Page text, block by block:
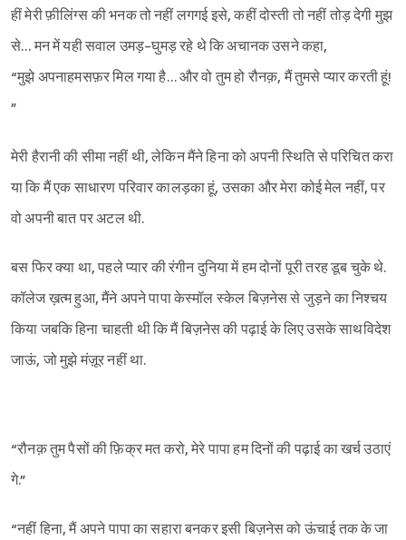
हीं मेरी फ़ीलिंग्स की भनक तो नहीं लगगई इसे, कहीं दोस्ती तो नहीं तोड़ देगी मुझ
से… मन में यही सवाल उमड़-घुमड़ रहे थे कि अचानक उसने कहा,
“मुझे अपनाहमसफ़र मिल गया है… और वो तुम हो रौनक़, मैं तुमसे प्यार करती हूं!
”
मेरी हैरानी की सीमा नहीं थी, लेकिन मैंने हिना को अपनी स्थिति से परिचित करा
या कि मैं एक साधारण परिवार कालड़का हूं, उसका और मेरा कोई मेल नहीं, पर
वो अपनी बात पर अटल थी.
बस फिर क्या था, पहले प्यार की रंगीन दुनिया में हम दोनों पूरी तरह डूब चुके थे.
कॉलेज ख़त्म हुआ, मैंने अपने पापा केस्मॉल स्केल बिज़नेस से जुड़ने का निश्चय
किया जबकि हिना चाहती थी कि मैं बिज़नेस की पढ़ाई के लिए उसके साथविदेश
जाऊं, जो मुझे मंज़ूर नहीं था.
“रौनक़ तुम पैसों की फ़िक्र मत करो, मेरे पापा हम दिनों की पढ़ाई का खर्च उठाएं
गे.”
“नहीं हिना, मैं अपने पापा का सहारा बनकर इसी बिज़नेस को ऊंचाई तक के जा